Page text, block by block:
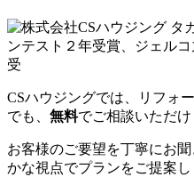
CSハウジングでは、リフォ
でも、 無料でご相談いただけ
お客様のご要望を丁寧にお
かな視点でプランをご提案